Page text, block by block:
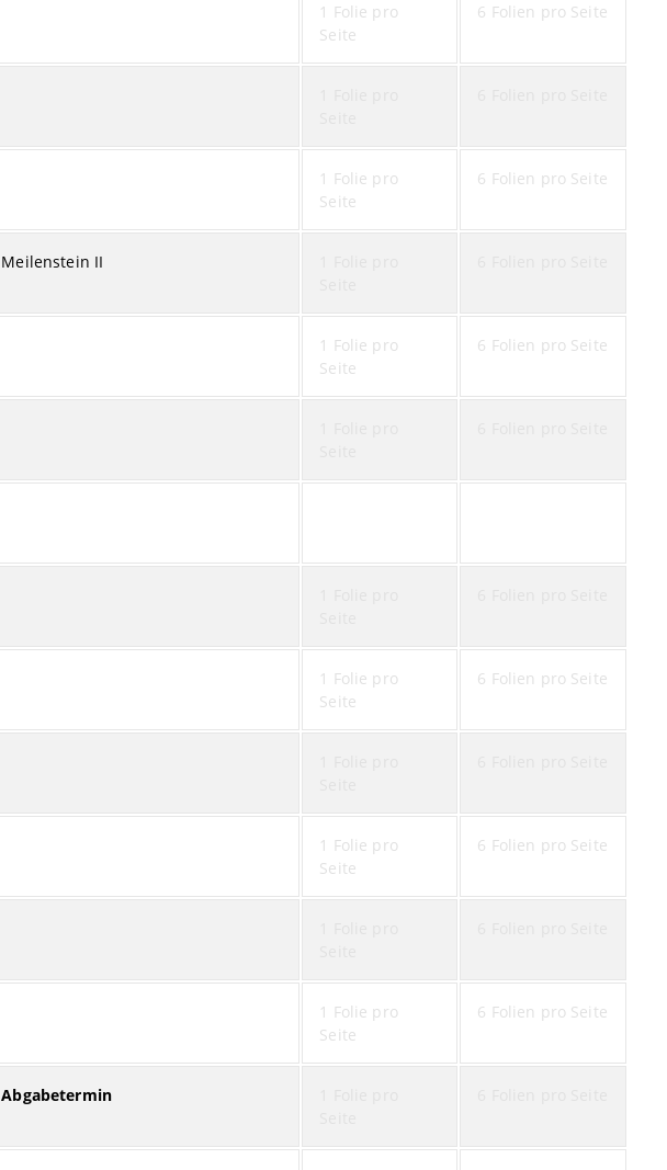
1 Folie pro
Seite
6 Folien pro Seite
1 Folie pro
Seite
6 Folien pro Seite
Meilenstein II
1 Folie pro
Seite
6 Folien pro Seite
1 Folie pro
Seite
6 Folien pro Seite
1 Folie pro
Seite
6 Folien pro Seite
1 Folie pro
Seite
6 Folien pro Seite
Abgabetermin